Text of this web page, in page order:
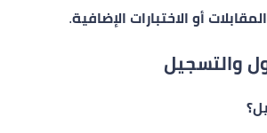
المقابلات أو الاختبارات الإضافية.
والتسجيل